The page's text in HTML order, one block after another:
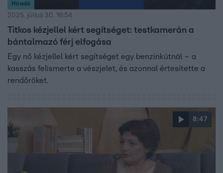
Híradó
2025. július 30. 16:54
Titkos kézjellel kért segítséget: testkamerán a
bántalmazó férj elfogása
Egy nő kézjellel kért segítséget egy benzinkútnál – a
kasszás felismerte a vészjelet, és azonnal értesítette a
rendőröket.
8:47